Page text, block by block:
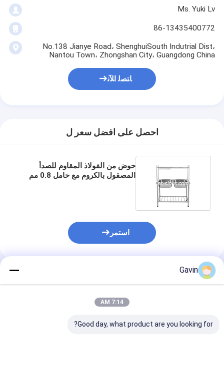
Ms. Yuki Lv
86-13435400772
No.138 Jianye Road، ShenghuiSouth Indutrial Dist،
Nantou Town، Zhongshan City، Guangdong China
ﺎﺘﺼﻟ ﺍﻶﻧ
احصل على افضل سعر ل
حوض من الفولاذ المقاوم للصدأ
المصقول بالكروم مع حامل 0.8 مم
استمر
المنتجات الموصى بها
Gavin
7:14 AM
Good day, what product are you looking for?